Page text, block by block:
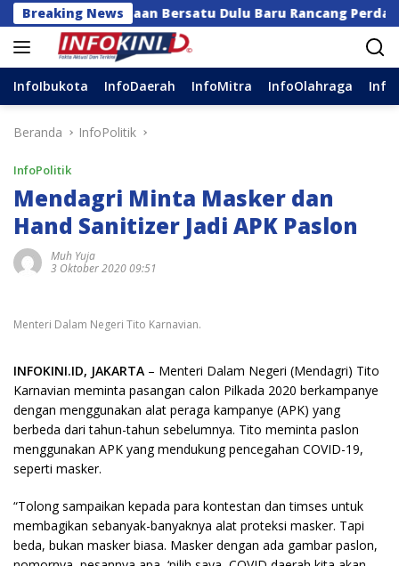
Langsung
ke
konten
Breaking NewsBersatu Dulu Baru Rancang Perda Baru!
InfoIbukota InfoDaerah InfoMitra InfoOlahraga
Beranda InfoPolitik
InfoPolitik
Mendagri Minta Masker dan
Hand Sanitizer Jadi APK Paslon
Muh Yuja
3 Oktober 2020 09:51
Menteri Dalam Negeri Tito Karnavian.
INFOKINI.ID, JAKARTA – Menteri Dalam Negeri (Mendagri) Tito
Karnavian meminta pasangan calon Pilkada 2020 berkampanye
dengan menggunakan alat peraga kampanye (APK) yang
berbeda dari tahun-tahun sebelumnya. Tito meminta paslon
menggunakan APK yang mendukung pencegahan COVID-19,
seperti masker.
“Tolong sampaikan kepada para kontestan dan timses untuk
membagikan sebanyak-banyaknya alat proteksi masker. Tapi
beda, bukan masker biasa. Masker dengan ada gambar paslon,